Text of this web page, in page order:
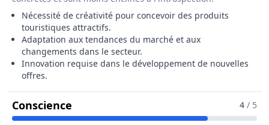
Nécessité de créativité pour concevoir des produits
touristiques attractifs.
Adaptation aux tendances du marché et aux
changements dans le secteur.
Innovation requise dans le développement de nouvelles
offres.
Conscience Pour Le Métier De Assistant / 4 / 5